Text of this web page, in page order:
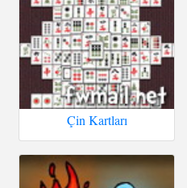
Çin Kartları